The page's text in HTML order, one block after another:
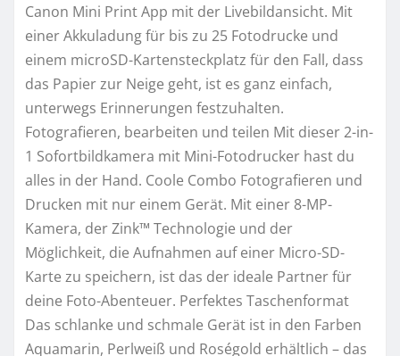
Canon Mini Print App mit der Livebildansicht. Mit
einer Akkuladung für bis zu 25 Fotodrucke und
einem microSD-Kartensteckplatz für den Fall, dass
das Papier zur Neige geht, ist es ganz einfach,
unterwegs Erinnerungen festzuhalten.
Fotografieren, bearbeiten und teilen Mit dieser 2-in-
1 Sofortbildkamera mit Mini-Fotodrucker hast du
alles in der Hand. Coole Combo Fotografieren und
Drucken mit nur einem Gerät. Mit einer 8-MP-
Kamera, der Zink™ Technologie und der
Möglichkeit, die Aufnahmen auf einer Micro-SD-
Karte zu speichern, ist das der ideale Partner für
deine Foto-Abenteuer. Perfektes Taschenformat
Das schlanke und schmale Gerät ist in den Farben
Aquamarin, Perlweiß und Roségold erhältlich – das